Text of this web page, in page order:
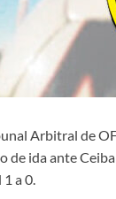
Arbitral de
de ida ante
a 0.